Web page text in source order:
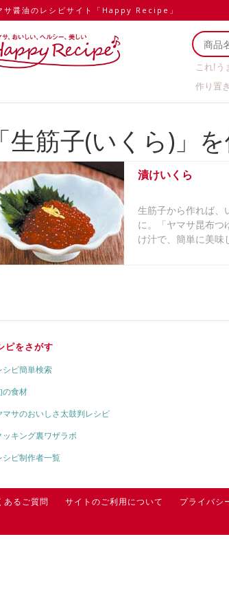
サ醤油のレシピサイト「Happy Recipe」
これ!う
作り置き
「生筋子(いくら)」
漬けいくら
生筋子から作れば、
に。「ヤマサ昆布つ
け汁で、簡単に美味
ピをさがす
シピ簡単検索
の食材
マサのおいしさ太鼓判レシピ
ッキング裏ワザラボ
シピ制作者一覧
あるご質問 サイトのご利用について プライバシ